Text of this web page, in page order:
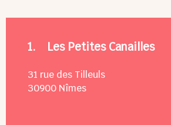
1. Les Petites Canailles
31 rue des Tilleuls
30900 Nîmes